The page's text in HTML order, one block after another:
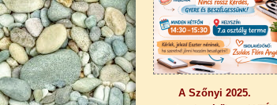
A Szőnyi 2025.